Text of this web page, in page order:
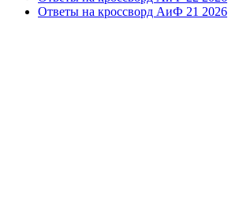
Ответы на кроссворд АиФ 21 2026